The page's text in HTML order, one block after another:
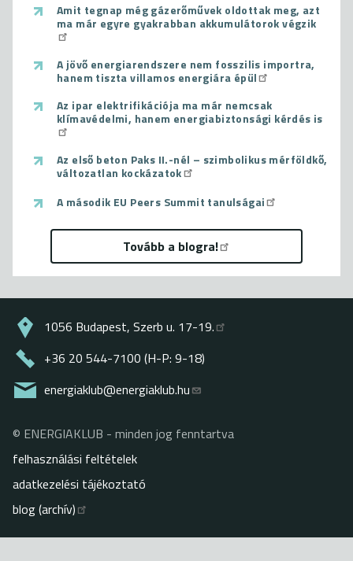
Amit tegnap még gázerőművek oldottak meg, azt
ma már egyre gyakrabban akkumulátorok végzik
A jövő energiarendszere nem fosszilis importra,
hanem tiszta villamos energiára épül
Az ipar elektrifikációja ma már nemcsak
klímavédelmi, hanem energiabiztonsági kérdés is
Az első beton Paks II.-nél – szimbolikus mérföldkő,
változatlan kockázatok
A második EU Peers Summit tanulságai
Tovább a blogra!
1056 Budapest, Szerb u. 17-19.
+36 20 544-7100 (H-P: 9-18)
energiaklub@energiaklub.hu
Lábléc
© ENERGIAKLUB - minden jog fenntartva
felhasználási feltételek
adatkezelési tájékoztató
blog (archív)